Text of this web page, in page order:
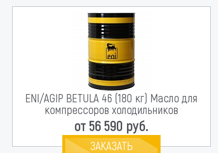
ENI/AGIP BETULA 46 (180 кг) Масло для
компрессоров холодильников
от 56 590 руб.
ЗАКАЗАТЬ